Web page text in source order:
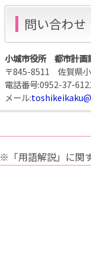
問い合わせ
小城市役所 都市計画
〒845-8511 佐賀県
電話番号:0952-37-
メール:
※「用語解説」に関